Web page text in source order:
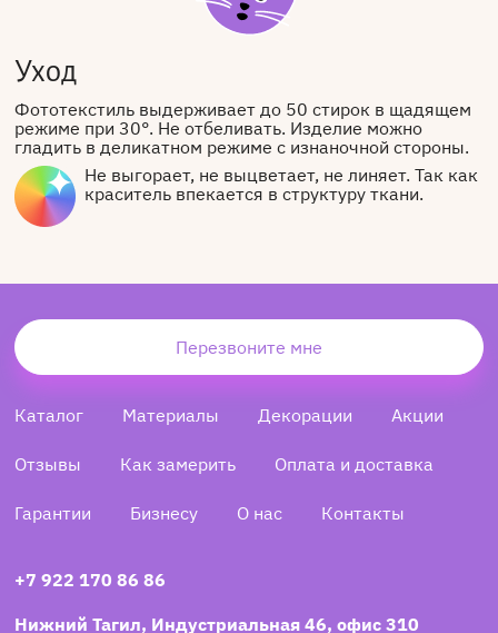
Уход
Фототекстиль выдерживает до 50 стирок в щадящем
режиме при 30°. Не отбеливать. Изделие можно
гладить в деликатном режиме с изнаночной стороны.
Не выгорает, не выцветает, не линяет. Так как
краситель впекается в структуру ткани.
Перезвоните мне
Каталог Материалы Декорации Акции
Отзывы Как замерить Оплата и доставка
Гарантии Бизнесу О нас Контакты
+7 922 170 86 86
Нижний Тагил, Индустриальная 46, офис 310